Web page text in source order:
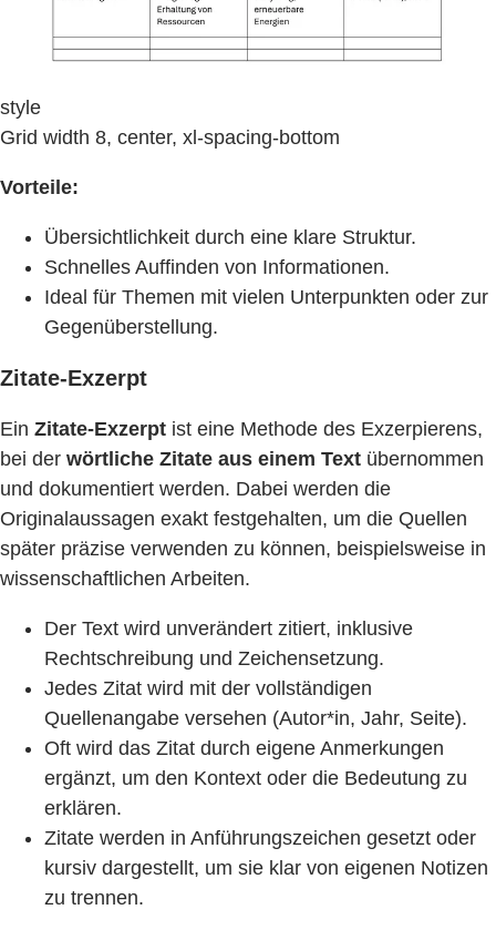
style
Grid width 8, center, xl-spacing-bottom
Vorteile:
Übersichtlichkeit durch eine klare Struktur.
Schnelles Auffinden von Informationen.
Ideal für Themen mit vielen Unterpunkten oder zur
Gegenüberstellung.
Zitate-Exzerpt
Ein Zitate-Exzerpt ist eine Methode des Exzerpierens,
bei der wörtliche Zitate aus einem Text übernommen
und dokumentiert werden. Dabei werden die
Originalaussagen exakt festgehalten, um die Quellen
später präzise verwenden zu können, beispielsweise in
wissenschaftlichen Arbeiten.
Der Text wird unverändert zitiert, inklusive
Rechtschreibung und Zeichensetzung.
Jedes Zitat wird mit der vollständigen
Quellenangabe versehen (Autor*in, Jahr, Seite).
Oft wird das Zitat durch eigene Anmerkungen
ergänzt, um den Kontext oder die Bedeutung zu
erklären.
Zitate werden in Anführungszeichen gesetzt oder
kursiv dargestellt, um sie klar von eigenen Notizen
zu trennen.